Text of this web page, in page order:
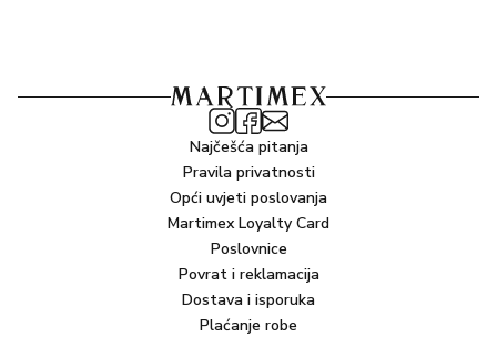
Najčešća pitanja
Pravila privatnosti
Opći uvjeti poslovanja
Martimex Loyalty Card
Poslovnice
Povrat i reklamacija
Dostava i isporuka
Plaćanje robe